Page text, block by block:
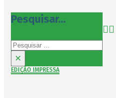
Pesquisar...
Pesquisar
×
EDIÇÃO IMPRESSA